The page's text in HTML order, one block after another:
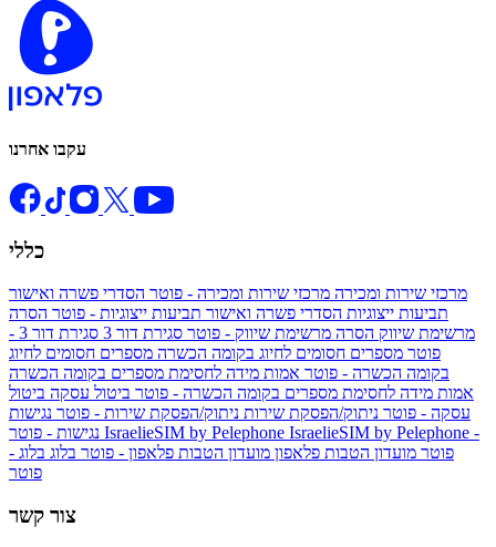
עקבו אחרנו
כללי
מרכזי שירות ומכירה מרכזי שירות ומכירה - פוטר הסדרי פשרה ואישור
תביעות ייצוגיות הסדרי פשרה ואישור תביעות ייצוגיות - פוטר הסרה
מרשימת שיווק הסרה מרשימת שיווק - פוטר סגירת דור 3
סגירת דור 3 -
פוטר מספרים חסומים לחיוג בקומה הכשרה מספרים חסומים לחיוג
בקומה הכשרה - פוטר אמות מידה לחסימת מספרים בקומה הכשרה
אמות מידה לחסימת מספרים בקומה הכשרה - פוטר ביטול עסקה ביטול
עסקה - פוטר ניתוק/הפסקת שירות ניתוק/הפסקת שירות - פוטר נגישות
IsraelieSIM by Pelephone IsraelieSIM by Pelephone -
פוטר מועדון הטבות פלאפון מועדון הטבות פלאפון - פוטר בלוג בלוג -
פוטר
צור קשר